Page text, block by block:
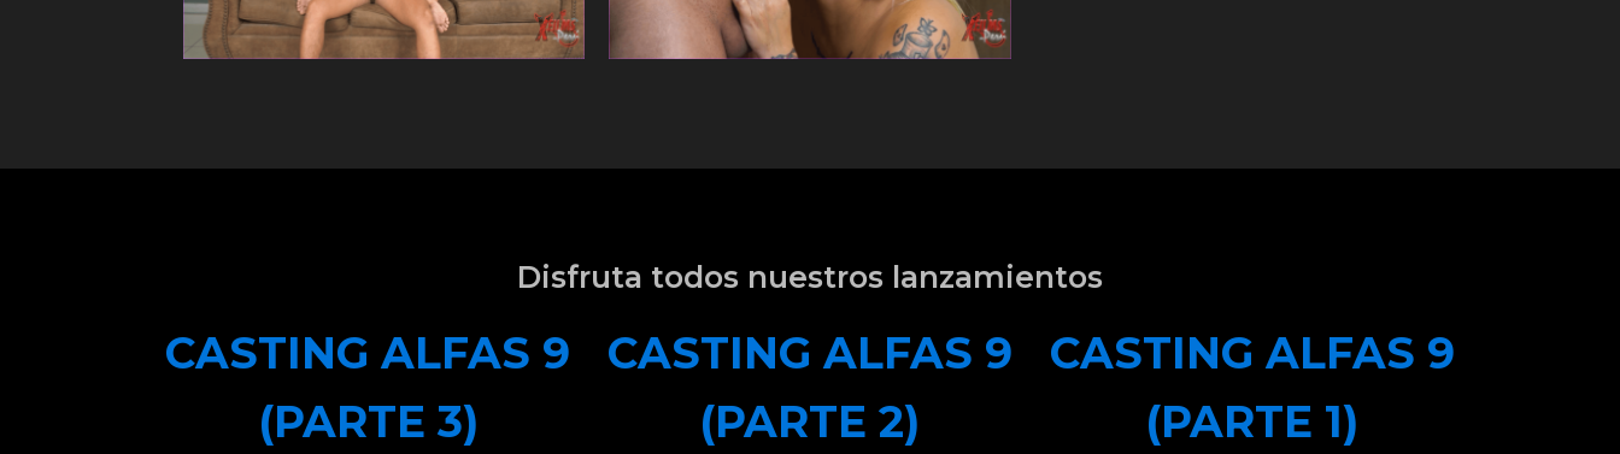
Disfruta todos nuestros lanzamientos
CASTING ALFAS 9
(PARTE 3)
CASTING ALFAS 9
(PARTE 2)
CASTING ALFAS 9
(PARTE 1)